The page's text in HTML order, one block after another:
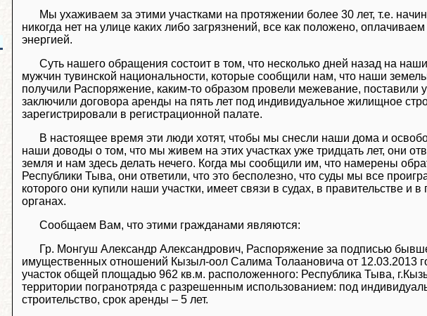
Мы ухаживаем за этими участками на протяжении более 30 лет, т.е.
никогда нет на улице каких либо загрязнений, все как положено,
энергией.
Суть нашего обращения состоит в том, что несколько дней назад на
мужчин тувинской национальности, которые сообщили нам, что наши
получили Распоряжение, каким-то образом провели межевание, поставили
заключили договора аренды на пять лет под индивидуальное жилищное
зарегистрировали в регистрационной палате.
В настоящее время эти люди хотят, чтобы мы снесли наши дома и
наши доводы о том, что мы живем на этих участках уже тридцать лет, они
земля и нам здесь делать нечего. Когда мы сообщили им, что намерены
Республики Тыва, они ответили, что это бесполезно, что суды мы все
которого они купили наши участки, имеет связи в судах, в правительстве и
органах.
Сообщаем Вам, что этими гражданами являются:
Гр. Монгуш Александр Александрович, Распоряжение за подписью
имущественных отношений Кызыл-оол Салима Толаановича от 12.03.2013
участок общей площадью 962 кв.м. расположенного: Республика Тыва,
территории погранотряда с разрешенным использованием: под
строительство, срок аренды – 5 лет.